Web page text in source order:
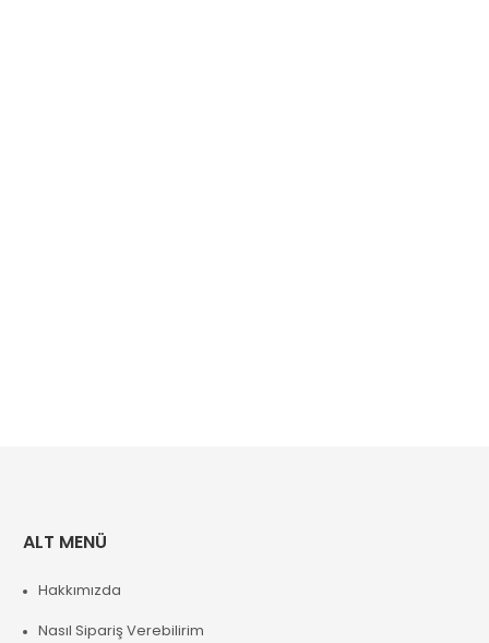
ALT MENÜ
Hakkımızda
Nasıl Sipariş Verebilirim